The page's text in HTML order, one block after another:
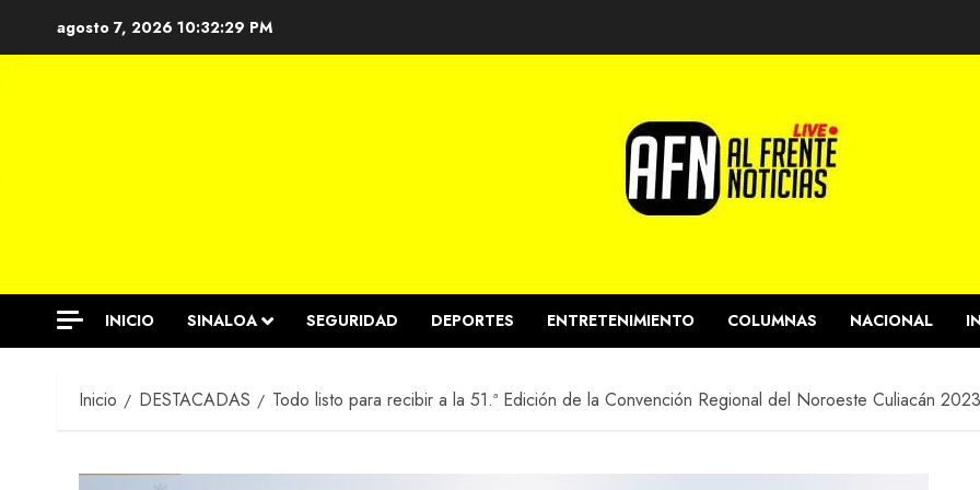
agosto 7, 2026 10:32:30 PM
INICIO SINALOA SEGURIDAD DEPORTES ENTRETENIMIENTO COLUMNAS NACIONAL
Inicio DESTACADAS Todo listo para recibir a la 51.ª Edición de la Convención Regional del Noroeste Culiacán 2023